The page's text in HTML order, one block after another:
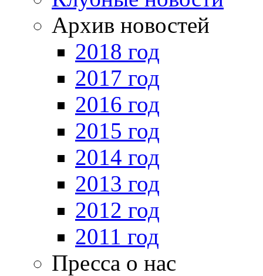
Архив новостей
2018 год
2017 год
2016 год
2015 год
2014 год
2013 год
2012 год
2011 год
Пресса о нас